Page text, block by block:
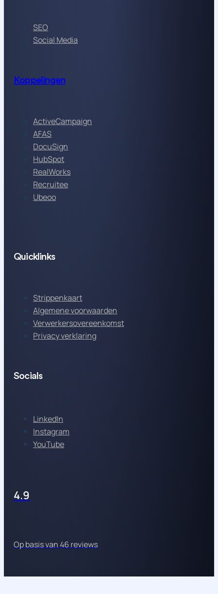
SEO
Social Media
Koppelingen
ActiveCampaign
AFAS
DocuSign
HubSpot
RealWorks
Recruitee
Ubeoo
Quicklinks
Strippenkaart
Algemene voorwaarden
Verwerkersovereenkomst
Privacy verklaring
Socials
LinkedIn
Instagram
YouTube
4.9
Op basis van 46 reviews